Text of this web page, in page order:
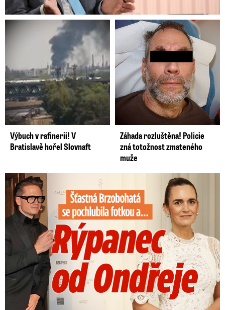
Výbuch v rafinerii! V
Bratislavě hořel Slovnaft
Záhada rozluštěna! Policie
zná totožnost zmateného
muže
Šťastná Brzobohatá se pochlubila fotkou: Rýpanec od Ondřeje